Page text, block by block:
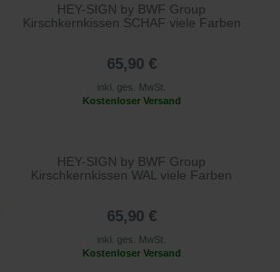
HEY-SIGN by BWF Group
Kirschkernkissen SCHAF viele Farben
65,90 €
inkl. ges. MwSt.
Kostenloser Versand
HEY-SIGN by BWF Group
Kirschkernkissen WAL viele Farben
65,90 €
inkl. ges. MwSt.
Kostenloser Versand